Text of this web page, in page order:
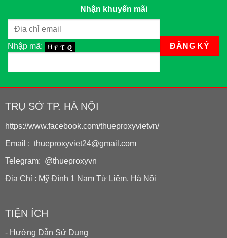
Nhận khuyến mãi
Nhập mã:
TRỤ SỞ TP. HÀ NỘI
https://www.facebook.com/thueproxyvietvn/
Email : thueproxyviet24@gmail.com
Telegram: @thueproxyvn
Địa Chỉ : Mỹ Đình 1 Nam Từ Liêm, Hà Nội
TIỆN ÍCH
- Hướng Dẫn Sử Dụng